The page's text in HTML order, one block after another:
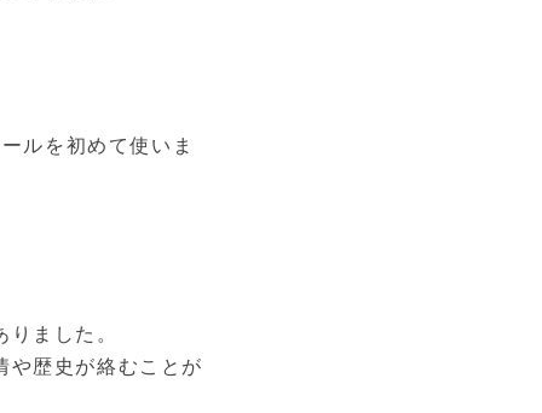
ルを初めて使いま
ました。
や歴史が絡むことが